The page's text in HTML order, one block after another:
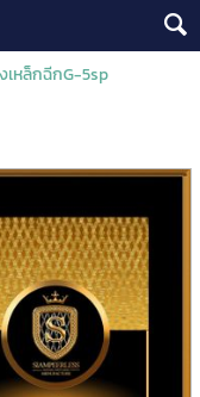
หล็กฉีกG-5sp